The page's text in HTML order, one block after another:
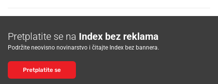
Pretplatite se na Index bez reklama
Podržite neovisno novinarstvo i čitajte Index bez bannera.
Pretplatite se